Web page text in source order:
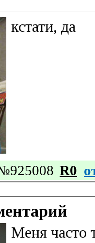
кстати, да
R0
Меня часто